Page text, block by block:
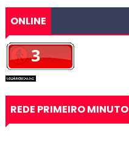
ONLINE
REDE PRIMEIRO MINUTO